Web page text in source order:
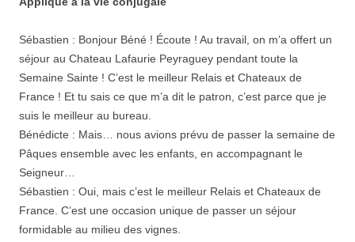
Sébastien : Bonjour Béné ! Écoute ! Au travail, on m’a offert un
séjour au Chateau Lafaurie Peyraguey pendant toute la
Semaine Sainte ! C’est le meilleur Relais et Chateaux de
France ! Et tu sais ce que m’a dit le patron, c’est parce que je
suis le meilleur au bureau.
Bénédicte : Mais… nous avions prévu de passer la semaine de
Pâques ensemble avec les enfants, en accompagnant le
Seigneur…
Sébastien : Oui, mais c’est le meilleur Relais et Chateaux de
France. C’est une occasion unique de passer un séjour
formidable au milieu des vignes.